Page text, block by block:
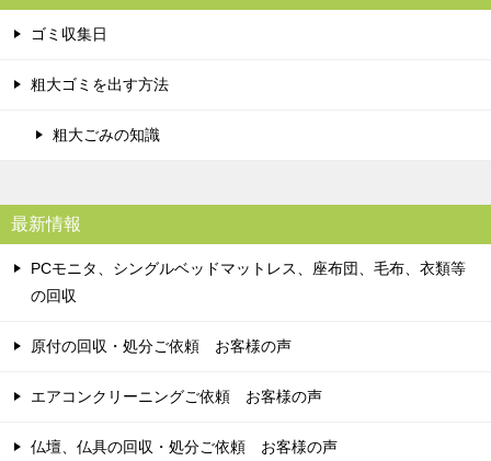
ゴミ収集日
粗大ゴミを出す方法
粗大ごみの知識
最新情報
PCモニタ、シングルベッドマットレス、座布団、毛布、衣類等
の回収
原付の回収・処分ご依頼 お客様の声
エアコンクリーニングご依頼 お客様の声
仏壇、仏具の回収・処分ご依頼 お客様の声